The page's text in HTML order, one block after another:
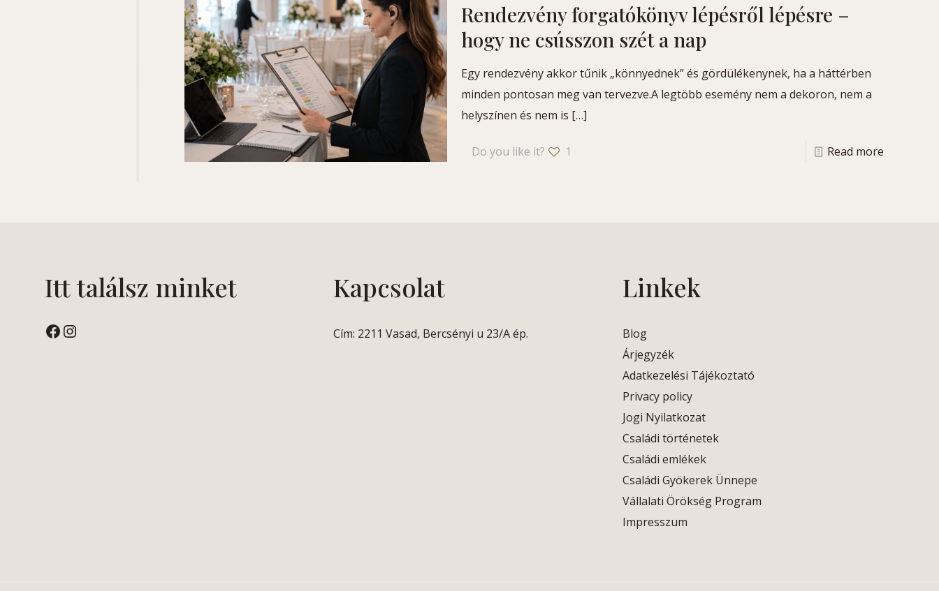
Rendezvény forgatókönyv lépésről lépésre –
hogy ne csússzon szét a nap
Egy rendezvény akkor tűnik „könnyednek” és gördülékenynek, ha a háttérben
minden pontosan meg van tervezve.A legtöbb esemény nem a dekoron, nem a
helyszínen és nem is […]
Do you like it? 1 Read more
Itt találsz minket
Facebook
Instagram
Kapcsolat
Cím: 2211 Vasad, Bercsényi u 23/A ép.
Linkek
Blog
Árjegyzék
Adatkezelési Tájékoztató
Privacy policy
Jogi Nyilatkozat
Családi történetek
Családi emlékek
Családi Gyökerek Ünnepe
Vállalati Örökség Program
Impresszum